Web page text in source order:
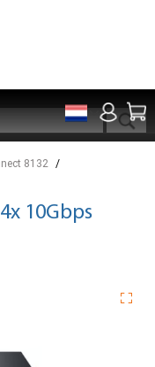
8132
10Gbps